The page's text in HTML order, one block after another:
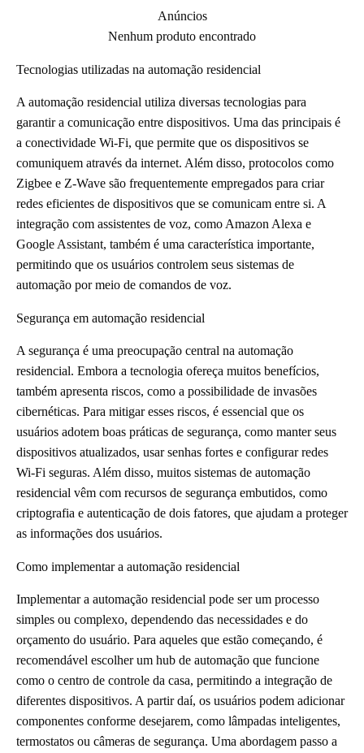
Anúncios
Nenhum produto encontrado
Tecnologias utilizadas na automação residencial
A automação residencial utiliza diversas tecnologias para
garantir a comunicação entre dispositivos. Uma das principais é
a conectividade Wi-Fi, que permite que os dispositivos se
comuniquem através da internet. Além disso, protocolos como
Zigbee e Z-Wave são frequentemente empregados para criar
redes eficientes de dispositivos que se comunicam entre si. A
integração com assistentes de voz, como Amazon Alexa e
Google Assistant, também é uma característica importante,
permitindo que os usuários controlem seus sistemas de
automação por meio de comandos de voz.
Segurança em automação residencial
A segurança é uma preocupação central na automação
residencial. Embora a tecnologia ofereça muitos benefícios,
também apresenta riscos, como a possibilidade de invasões
cibernéticas. Para mitigar esses riscos, é essencial que os
usuários adotem boas práticas de segurança, como manter seus
dispositivos atualizados, usar senhas fortes e configurar redes
Wi-Fi seguras. Além disso, muitos sistemas de automação
residencial vêm com recursos de segurança embutidos, como
criptografia e autenticação de dois fatores, que ajudam a proteger
as informações dos usuários.
Como implementar a automação residencial
Implementar a automação residencial pode ser um processo
simples ou complexo, dependendo das necessidades e do
orçamento do usuário. Para aqueles que estão começando, é
recomendável escolher um hub de automação que funcione
como o centro de controle da casa, permitindo a integração de
diferentes dispositivos. A partir daí, os usuários podem adicionar
componentes conforme desejarem, como lâmpadas inteligentes,
termostatos ou câmeras de segurança. Uma abordagem passo a